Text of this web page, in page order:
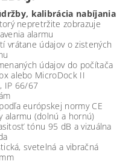
kalibrácia nabíjania
nepretržite zobrazuje
alarmu
vrátane údajov o zistených
údajov do počítača
alebo MicroDock II
IP 66/67
európskej normy CE
alarmu (dolnú a hornú)
tónu 95 dB a vizuálna
svetelná a vibračná